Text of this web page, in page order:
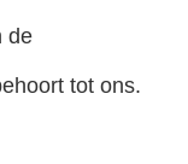
de
tot ons.